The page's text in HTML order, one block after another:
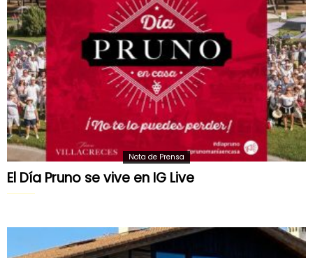
Nota de Prensa
El Día Pruno se vive en IG Live